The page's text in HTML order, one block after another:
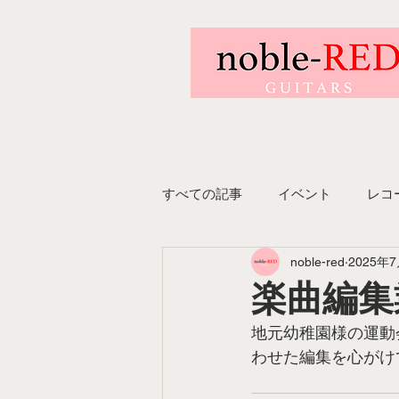
すべての記事 イベント レコ
楽曲編
noble-red 2025年7
地元幼稚園様の運
わせた編集を心が